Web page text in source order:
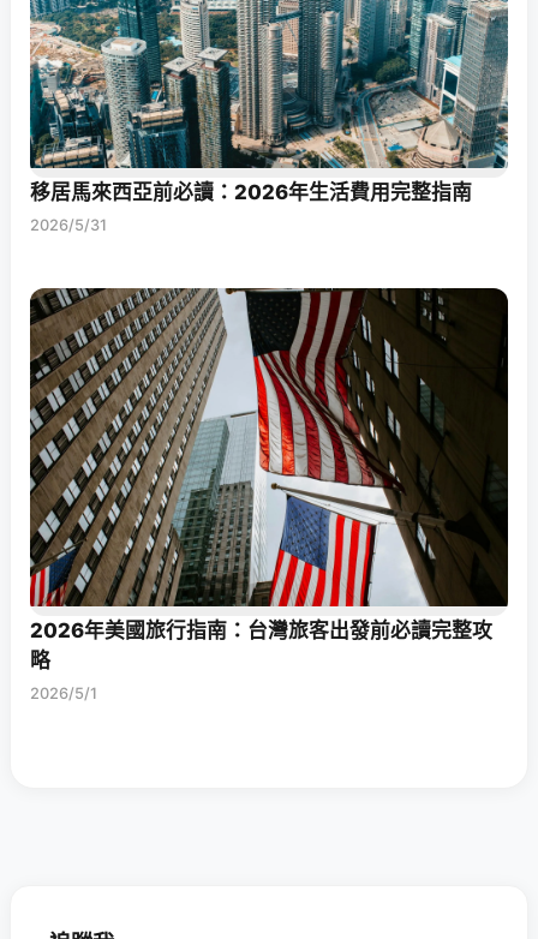
移居馬來西亞前必讀：2026年生活費用完整指南
2026/5/31
2026年美國旅行指南：台灣旅客出發前必讀完整攻
略
2026/5/1